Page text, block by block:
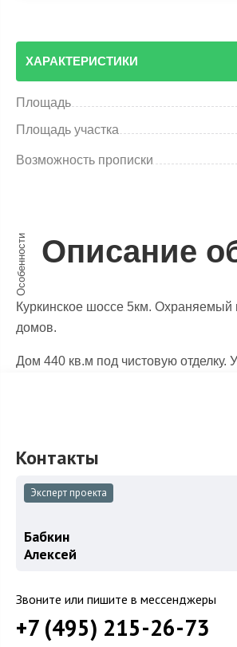
ХАРАКТЕРИСТИКИ
Площадь
Площадь участка
Возможность прописки
Особенности Описание
Куркинское шоссе 5км. Охраняемый
домов.
Дом 440 кв.м под чистовую отделку.
Бабкин Алексей
Эксперт проекта
Бабкин
Алексей
Звоните или пишите в мессенджеры
+7 (495) 215-26-73